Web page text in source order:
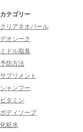
カテゴリー
クリアネオパール
デオシーク
ミドル脂臭
予防方法
サプリメント
シャンプー
ビタミン
ボディソープ
化粧水